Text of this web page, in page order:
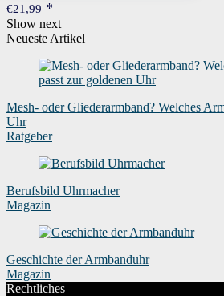
€21,99
Show next
Neueste Artikel
Mesh- oder Gliederarmband? Welches
Uhr
Ratgeber
Berufsbild Uhrmacher
Magazin
Geschichte der Armbanduhr
Magazin
Rechtliches